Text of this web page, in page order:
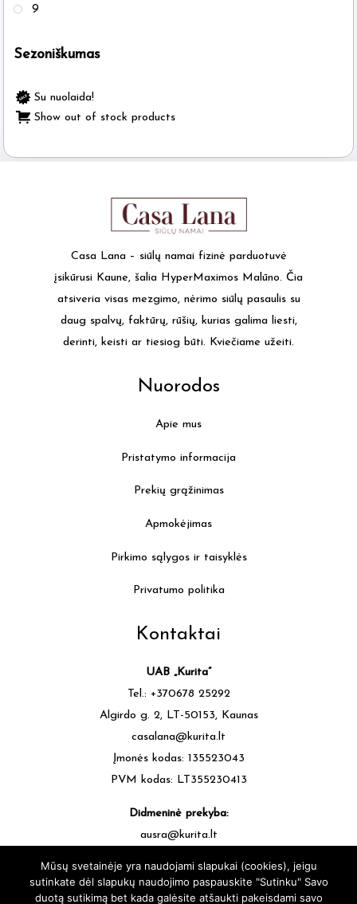
9
Sezoniškumas
Su nuolaida!
Show out of stock products
Casa Lana – siūlų namai fizinė parduotuvė
įsikūrusi Kaune, šalia HyperMaximos Malūno. Čia
atsiveria visas mezgimo, nėrimo siūlų pasaulis su
daug spalvų, faktūrų, rūšių, kurias galima liesti,
derinti, keisti ar tiesiog būti. Kviečiame užeiti.
Nuorodos
Apie mus
Pristatymo informacija
Prekių grąžinimas
Apmokėjimas
Pirkimo sąlygos ir taisyklės
Privatumo politika
Kontaktai
UAB „Kurita”
Tel.: +370678 25292
Algirdo g. 2, LT-50153, Kaunas
casalana@kurita.lt
Įmonės kodas: 135523043
PVM kodas: LT355230413
Didmeninė prekyba:
ausra@kurita.lt
Mūsų svetainėje yra naudojami slapukai (cookies), jeigu
sutinkate dėl slapukų naudojimo paspauskite "Sutinku" Savo
duotą sutikimą bet kada galėsite atšaukti pakeisdami savo